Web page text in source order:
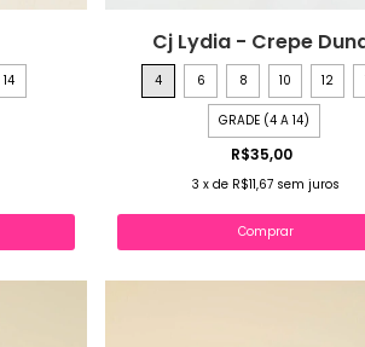
14
Cj Lydia - Crepe
4 6 8 10 12
GRADE (4 A 14)
R$35,00
3 xde R$11,67 sem juros
Comprar